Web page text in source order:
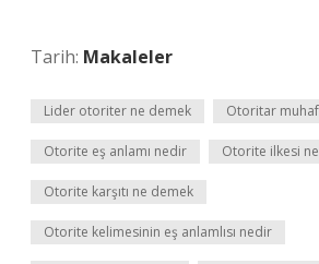
Tarih: Makaleler
Lider otoriter ne demek Otoritar
Otorite eş anlamı nedir Otorite ilkesi
Otorite karşıtı ne demek
Otorite kelimesinin eş anlamlısı nedir